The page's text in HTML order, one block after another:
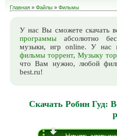
Главная » Файлы » Фильмы
У нас Вы сможете скачать
программы абсолютно
музыки, игр online. У нас
фильмы торрент,Музыку
что Вам нужно, любой
best.ru!
Скачать Робин Гуд: